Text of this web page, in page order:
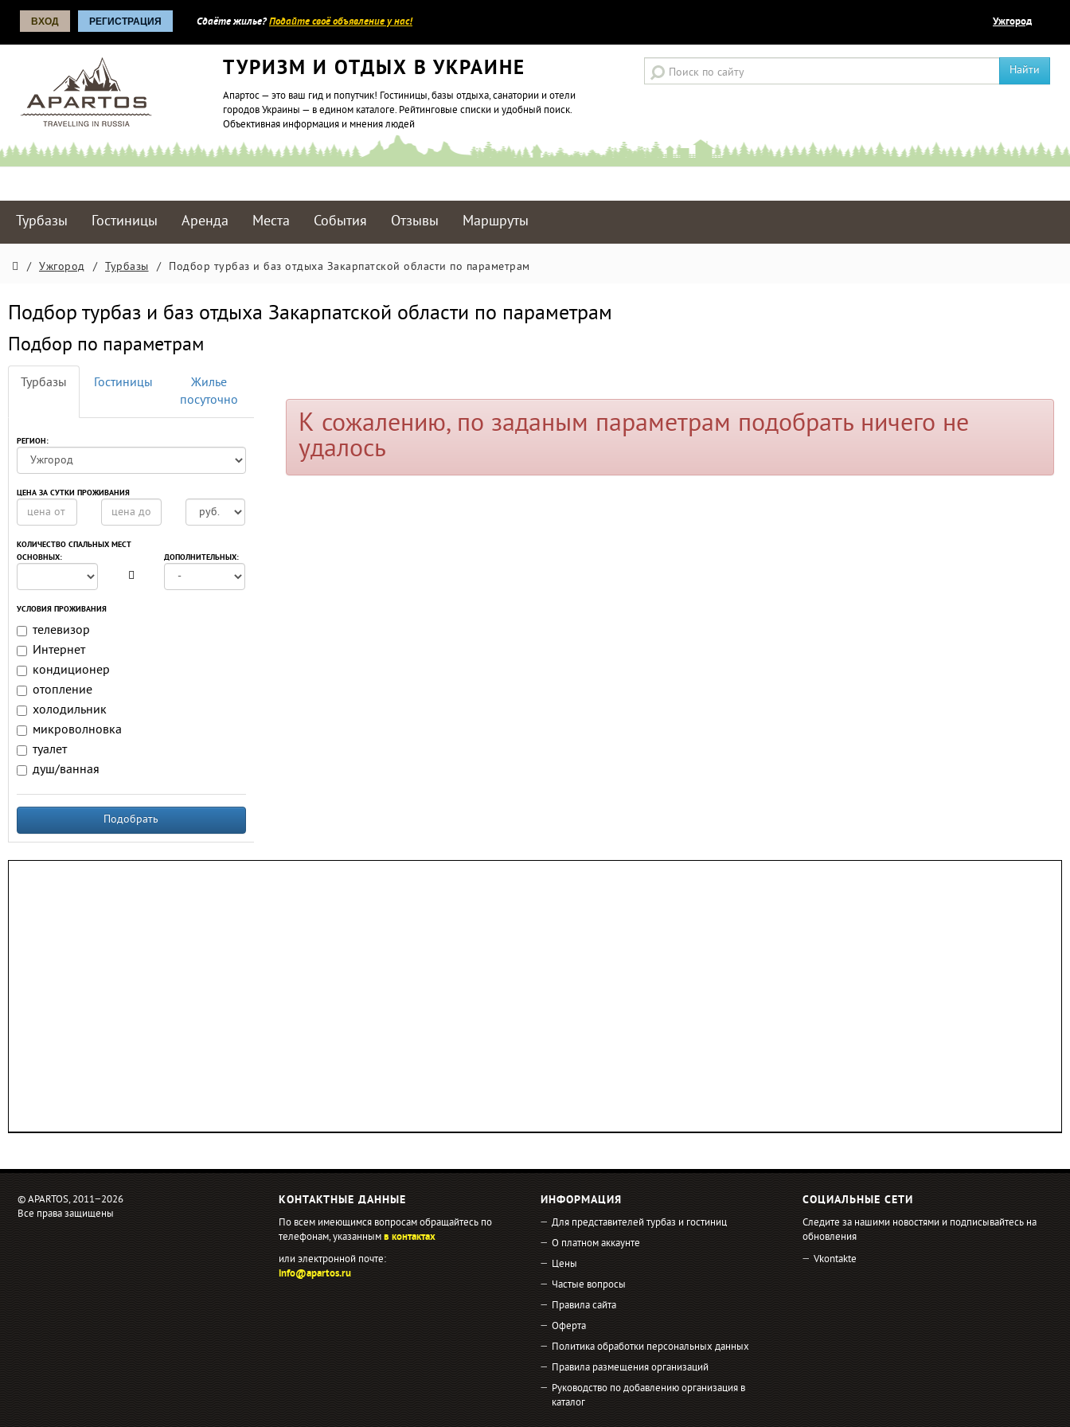
ВХОД РЕГИСТРАЦИЯ Сдаёте жилье?Подайте своё объявление у нас! Ужгород
ТУРИЗМ И ОТДЫХ В УКРАИНЕ
Апартос — это ваш гид и попутчик! Гостиницы, базы отдыха, санатории и отели
городов Украины — в едином каталоге. Рейтинговые списки и удобный поиск.
Объективная информация и мнения людей
Найти
Турбазы Гостиницы Аренда Места События Отзывы Маршруты
/ Ужгород / Турбазы / Подбор турбаз и баз отдыха Закарпатской области по параметрам
Подбор турбаз и баз отдыха Закарпатской области по параметрам
Подбор по параметрам
Турбазы Гостиницы
Жилье
посуточно
РЕГИОН:
ЦЕНА ЗА СУТКИ ПРОЖИВАНИЯ
КОЛИЧЕСТВО СПАЛЬНЫХ МЕСТ
ОСНОВНЫХ:
ДОПОЛНИТЕЛЬНЫХ:
УСЛОВИЯ ПРОЖИВАНИЯ
телевизор
Интернет
кондиционер
отопление
холодильник
микроволновка
туалет
душ/ванная
Подобрать
К сожалению, по заданым параметрам подобрать ничего не
удалось
© APARTOS, 2011−2026
Все права защищены
КОНТАКТНЫЕ ДАННЫЕ
По всем имеющимся вопросам обращайтесь по
телефонам, указаннымв контактах
или электронной почте:
info@apartos.ru
ИНФОРМАЦИЯ
Для представителей турбаз и гостиниц
О платном аккаунте
Цены
Частые вопросы
Правила сайта
Оферта
Политика обработки персональных данных
Правила размещения организаций
Руководство по добавлению организация в
каталог
СОЦИАЛЬНЫЕ СЕТИ
Следите за нашими новостями и подписывайтесь на
обновления
Vkontakte